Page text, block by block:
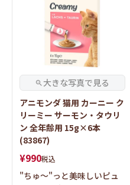
アニモンダ 猫用 カーニー ク
リーミー サーモン・タウリ
ン 全年齢用 15g×6本
(83867)
¥990税込
"ちゅ～"っと美味しいピュ